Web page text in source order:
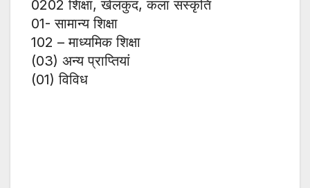
0202 शिक्षा, खेलकुद, कला संस्कृति
01- सामान्य शिक्षा
102 – माध्यमिक शिक्षा
(03) अन्य प्राप्तियां
(01) विविध